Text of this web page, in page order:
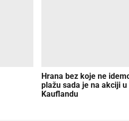
Hrana bez koje ne
plažu sada je na akciji u
Kauflandu